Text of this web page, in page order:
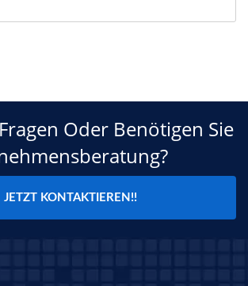
Oder Benötigen Sie
JETZT KONTAKTIEREN!!